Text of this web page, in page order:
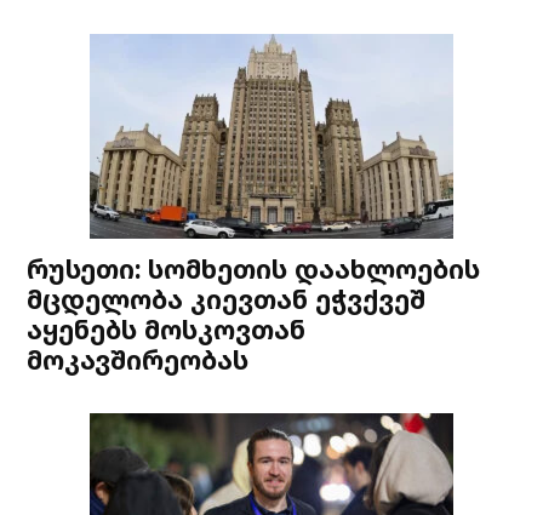
რუსეთი: სომხეთის დაახლოების
მცდელობა კიევთან ეჭვქვეშ
აყენებს მოსკოვთან
მოკავშირეობას